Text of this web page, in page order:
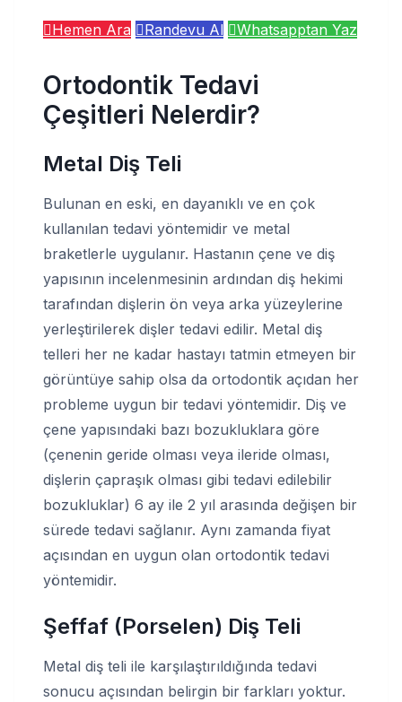
Hemen Ara Randevu Al Whatsapptan Yaz
Ortodontik Tedavi
Çeşitleri Nelerdir?
Metal Diş Teli
Bulunan en eski, en dayanıklı ve en çok
kullanılan tedavi yöntemidir ve metal
braketlerle uygulanır. Hastanın çene ve diş
yapısının incelenmesinin ardından diş hekimi
tarafından dişlerin ön veya arka yüzeylerine
yerleştirilerek dişler tedavi edilir. Metal diş
telleri her ne kadar hastayı tatmin etmeyen bir
görüntüye sahip olsa da ortodontik açıdan her
probleme uygun bir tedavi yöntemidir. Diş ve
çene yapısındaki bazı bozukluklara göre
(çenenin geride olması veya ileride olması,
dişlerin çapraşık olması gibi tedavi edilebilir
bozukluklar) 6 ay ile 2 yıl arasında değişen bir
sürede tedavi sağlanır. Aynı zamanda fiyat
açısından en uygun olan ortodontik tedavi
yöntemidir.
Şeffaf (Porselen) Diş Teli
Metal diş teli ile karşılaştırıldığında tedavi
sonucu açısından belirgin bir farkları yoktur.